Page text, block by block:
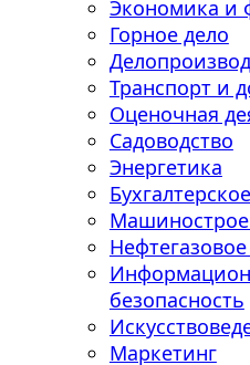
Экономика и
Горное дело
Транспорт и
Оценочная
Садоводство
Энергетика
безопасность
Маркетинг